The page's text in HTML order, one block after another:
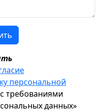
персональной
требованиями
данных»